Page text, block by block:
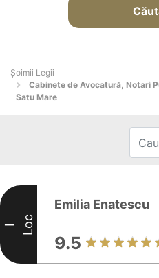
Șoimii Legii
Cabinete de Avocatură, Notari
Satu Mare
I Loc
Emilia Enatescu
9.5